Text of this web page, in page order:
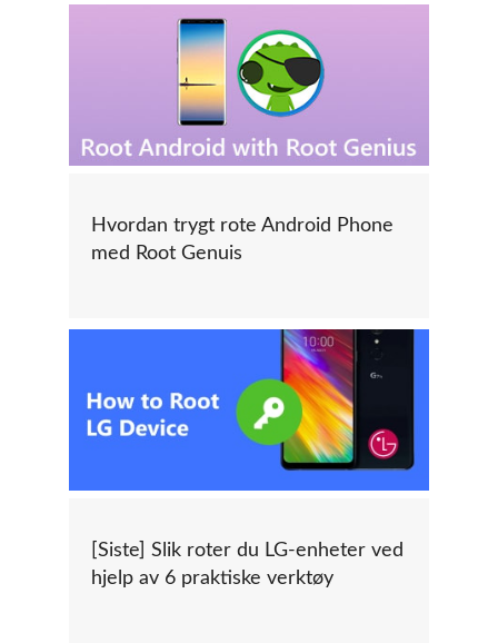
Hvordan trygt rote Android Phone
med Root Genuis
[Siste] Slik roter du LG-enheter ved
hjelp av 6 praktiske verktøy